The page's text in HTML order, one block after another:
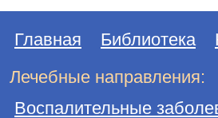
Главная Библиотека
Лечебные направления:
Воспалительные